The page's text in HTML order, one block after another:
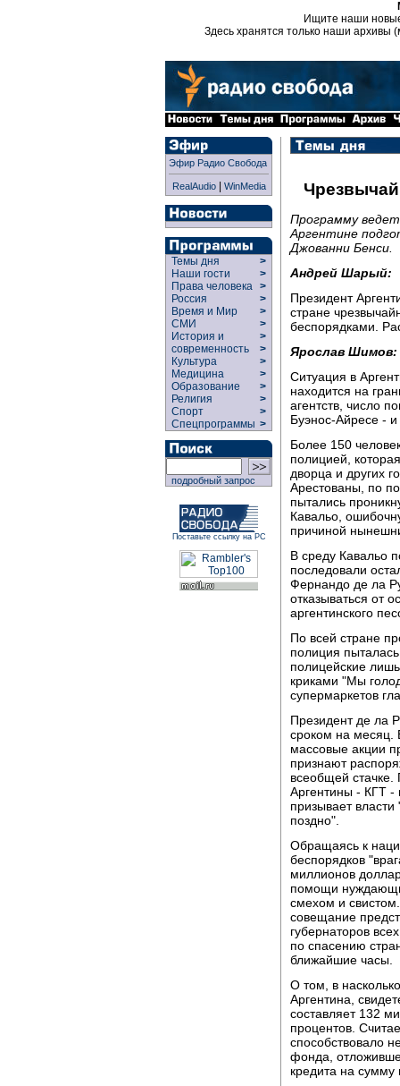
Ищите наши
Здесь хранятся только наши архивы
Эфир Радио Свобода
RealAudio| WinMedia
Темы дня
>
Наши гости
>
Права человека >
Россия
>
Время и Мир
>
СМИ
>
История и
современность
>
>
Культура
>
Медицина
>
Образование
>
Религия
>
Спорт
>
Спецпрограммы >
подробный запрос
Поставьте ссылку на РС
Программу
Аргентине
Джованни Бенси.
Андрей Шарый:
Президент
стране
беспорядками.
Ярослав Шимов:
Ситуация в
находится на
агентств, число
Буэнос-Айресе - и
Более 150
полицией,
дворца и других
Арестованы, по
пытались
Кавальо,
причиной
В среду Кавальо
последовали
Фернандо де ла
отказываться от
аргентинского
По всей стране
полиция
полицейские
криками "Мы
супермаркетов
Президент де ла
сроком на месяц.
массовые акции
признают
всеобщей
Аргентины - КГТ -
призывает
поздно".
Обращаясь к
беспорядков
миллионов
помощи
смехом и
совещание
губернаторов
по спасению
ближайшие часы.
О том, в
Аргентина,
составляет 132
процентов.
способствовало
фонда,
кредита на